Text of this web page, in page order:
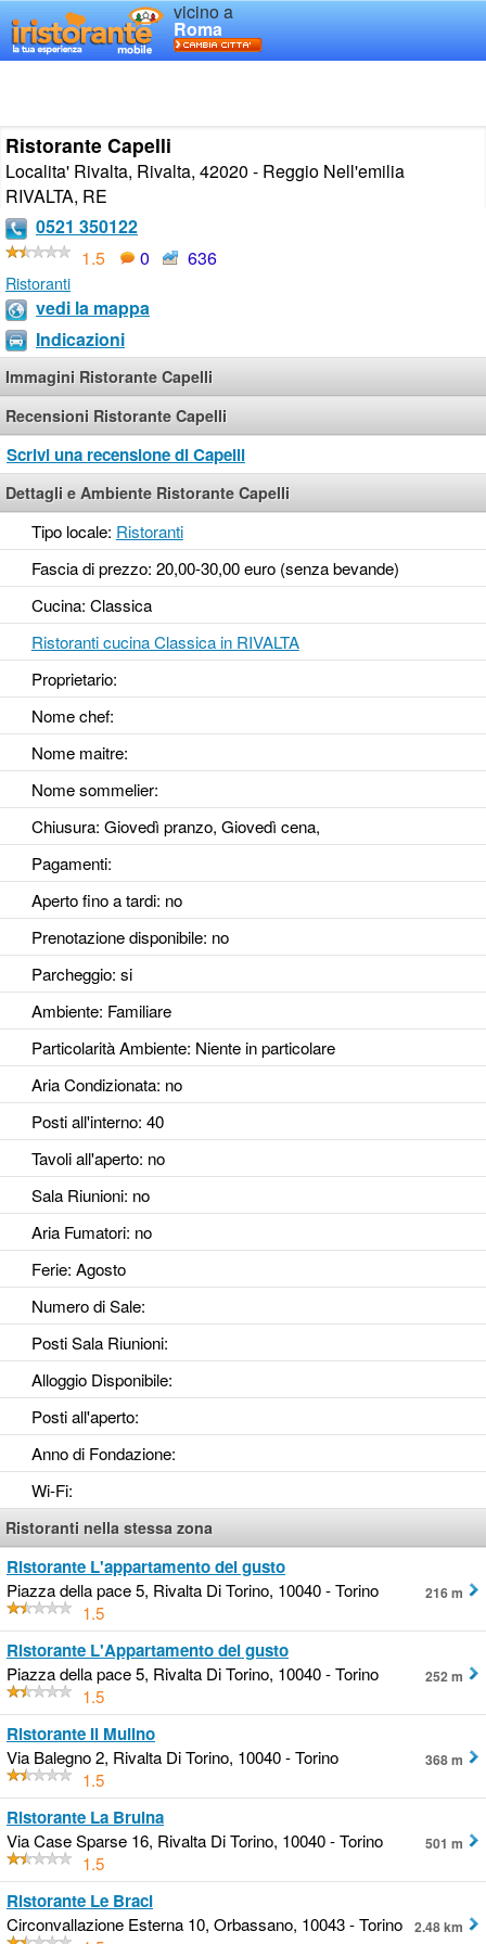
vicino a
Roma
Ristorante Capelli
Localita' Rivalta, Rivalta, 42020 - Reggio Nell'emilia
RIVALTA, RE
0521 350122
1.5
0 636
Ristoranti
vedi la mappa
Indicazioni
Immagini Ristorante Capelli
Recensioni Ristorante Capelli
Scrivi una recensione di Capelli
Dettagli e Ambiente Ristorante Capelli
Tipo locale: Ristoranti
Fascia di prezzo: 20,00-30,00 euro (senza bevande)
Cucina: Classica
Ristoranti cucina Classica in RIVALTA
Proprietario:
Nome chef:
Nome maitre:
Nome sommelier:
Chiusura: Giovedì pranzo, Giovedì cena,
Pagamenti:
Aperto fino a tardi: no
Prenotazione disponibile: no
Parcheggio: si
Ambiente: Familiare
Particolarità Ambiente: Niente in particolare
Aria Condizionata: no
Posti all'interno: 40
Tavoli all'aperto: no
Sala Riunioni: no
Aria Fumatori: no
Ferie: Agosto
Numero di Sale:
Posti Sala Riunioni:
Alloggio Disponibile:
Posti all'aperto:
Anno di Fondazione:
Wi-Fi:
Ristoranti nella stessa zona
Ristorante L'appartamento del gusto
Piazza della pace 5, Rivalta Di Torino, 10040 - Torino
1.5
216 m
Ristorante L'Appartamento del gusto
Piazza della pace 5, Rivalta Di Torino, 10040 - Torino
1.5
252 m
Ristorante Il Mulino
Via Balegno 2, Rivalta Di Torino, 10040 - Torino
1.5
368 m
Ristorante La Bruina
Via Case Sparse 16, Rivalta Di Torino, 10040 - Torino
1.5
501 m
Ristorante Le Braci
Circonvallazione Esterna 10, Orbassano, 10043 - Torino
2.48 km